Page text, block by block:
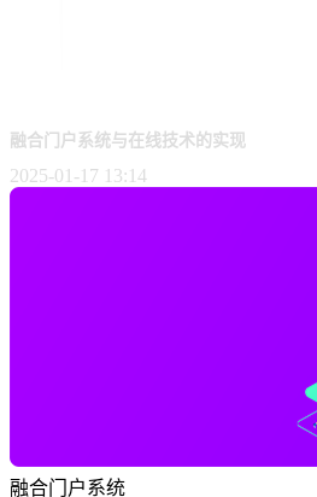
融合门户系统与在线技术的实现
2025-01-17 13:14
融合门户系统